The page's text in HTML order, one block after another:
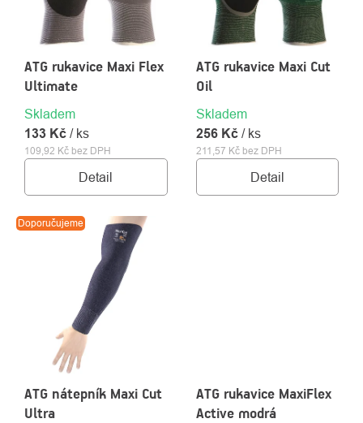
ATG rukavice Maxi Flex
Ultimate
Skladem
109,92 Kč bez DPH
133 Kč / ks
Detail
ATG rukavice Maxi Cut
Oil
Skladem
211,57 Kč bez DPH
256 Kč / ks
Detail
Doporučujeme
ATG nátepník Maxi Cut
Ultra
ATG rukavice MaxiFlex
Active modrá